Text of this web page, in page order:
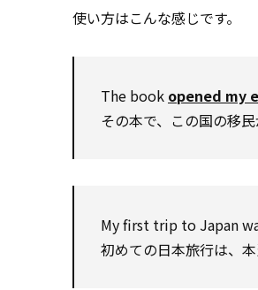
使い方はこんな感じです。
The book opened my
その本で、この国の移
My first trip to Japan
初めての日本旅行は、